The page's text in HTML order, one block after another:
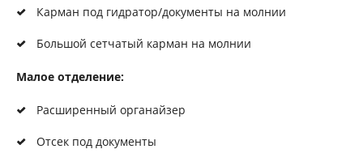
Карман под гидратор/документы на молнии
Большой сетчатый карман на молнии
Малое отделение:
Расширенный органайзер
Отсек под документы